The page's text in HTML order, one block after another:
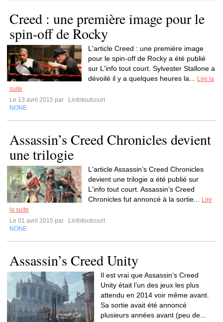
Creed : une première image pour le
spin-off de Rocky
L'article Creed : une première image
pour le spin-off de Rocky a été publié
sur L'info tout court. Sylvester Stallone a
dévoilé il y a quelques heures la...
Lire la
suite
Le 13 avril 2015 par
Linfotoutcourt
NONE
Assassin’s Creed Chronicles devient
une trilogie
L'article Assassin’s Creed Chronicles
devient une trilogie a été publié sur
L'info tout court. Assassin’s Creed
Chronicles fut annoncé à la sortie...
Lire
la suite
Le 01 avril 2015 par
Linfotoutcourt
NONE
Assassin’s Creed Unity
Il est vrai que Assassin’s Creed
Unity était l’un des jeux les plus
attendu en 2014 voir même avant.
Sa sortie avait été annoncé
plusieurs années avant (peu de...